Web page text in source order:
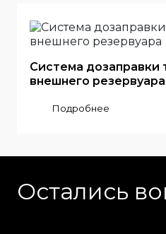
Система дозаправки
внешнего резервуара
Подробнее
Остались